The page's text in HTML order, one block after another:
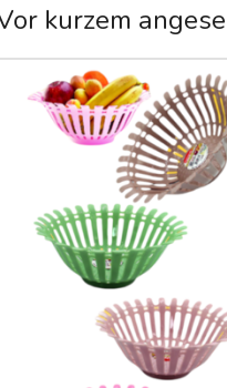
kurzem